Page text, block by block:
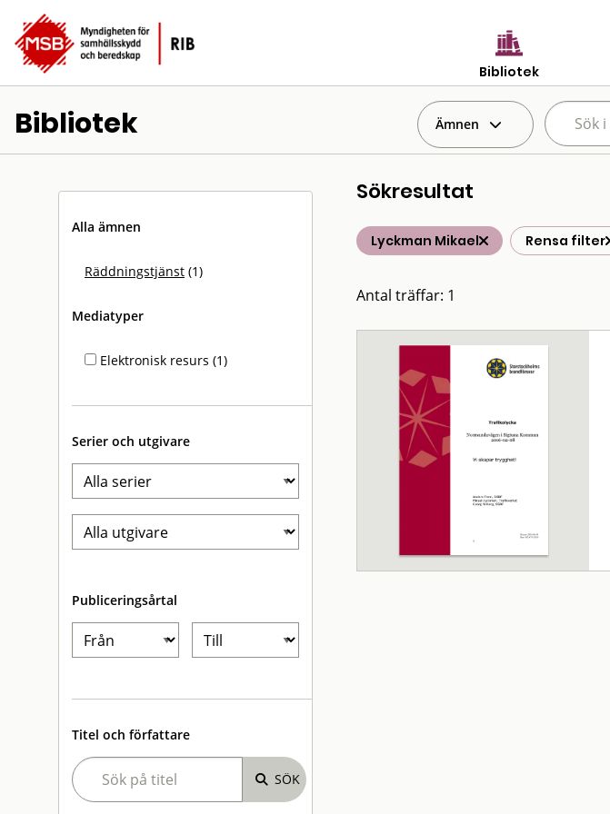
Bibliotek
Bibliotek Ämnen
Alla ämnen
Räddningstjänst (1)
Mediatyper
Elektronisk resurs (1)
Serier och utgivare
Publiceringsårtal
Titel och författare
Sökresultat
Lyckman Mikael Rensa filter
Antal träffar: 1